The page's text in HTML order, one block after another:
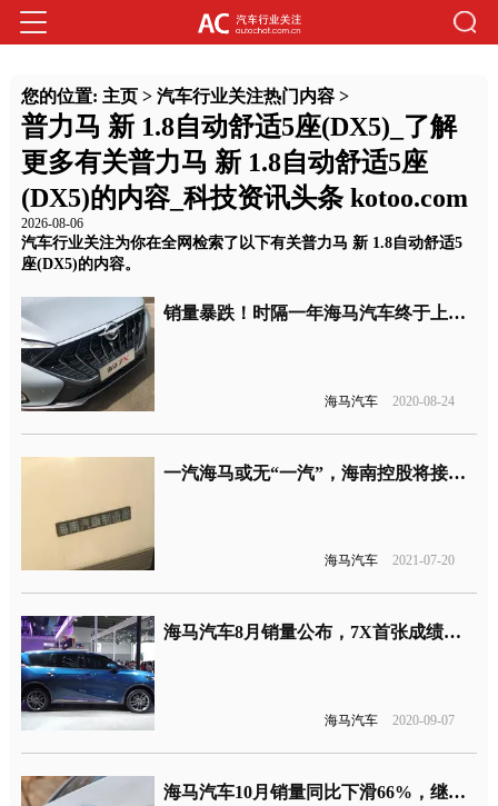
您的位置: 主页> 汽车行业关注热门内容>
普力马 新 1.8自动舒适5座(DX5)_了解
更多有关普力马 新 1.8自动舒适5座
(DX5)的内容_科技资讯头条 kotoo.com
2026-08-06
汽车行业关注为你在全网检索了以下有关普力马 新 1.8自动舒适5
座(DX5)的内容。
销量暴跌！时隔一年海马汽车终于上市该“重磅”车型
海马汽车 2020-08-24
一汽海马或无“一汽”，海南控股将接手一汽海马股权
海马汽车 2021-07-20
海马汽车8月销量公布，7X首张成绩单出炉
海马汽车 2020-09-07
海马汽车10月销量同比下滑66%，继续腰斩仅1267辆